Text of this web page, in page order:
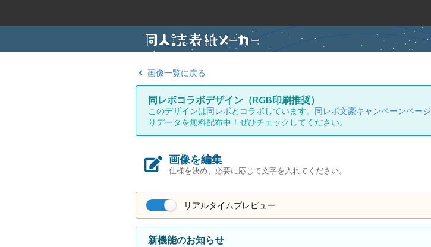
画像一覧に戻る
同レボコラボデザイン（RGB印刷推奨）
このデザインは同レボとコラボしています。 同レボ文豪キャンペーンページ
りデータを無料配布中！ぜひチェックしてください。
画像を編集
仕様を決め、必要に応じて文字を入れてください。
リアルタイムプレビュー
新機能のお知らせ